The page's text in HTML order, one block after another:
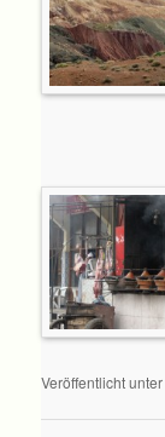
Veröffentlicht unter